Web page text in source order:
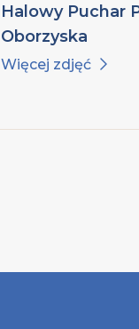
Halowy Puchar
Oborzyska
Więcej zdjęć